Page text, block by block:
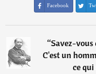
Facebook
“Savez-vous
C'est un
ce